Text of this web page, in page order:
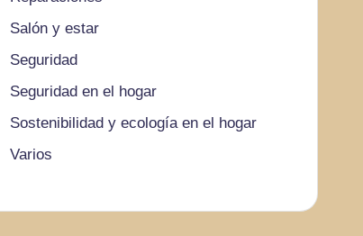
Salón y estar
Seguridad
Seguridad en el hogar
Sostenibilidad y ecología en el hogar
Varios